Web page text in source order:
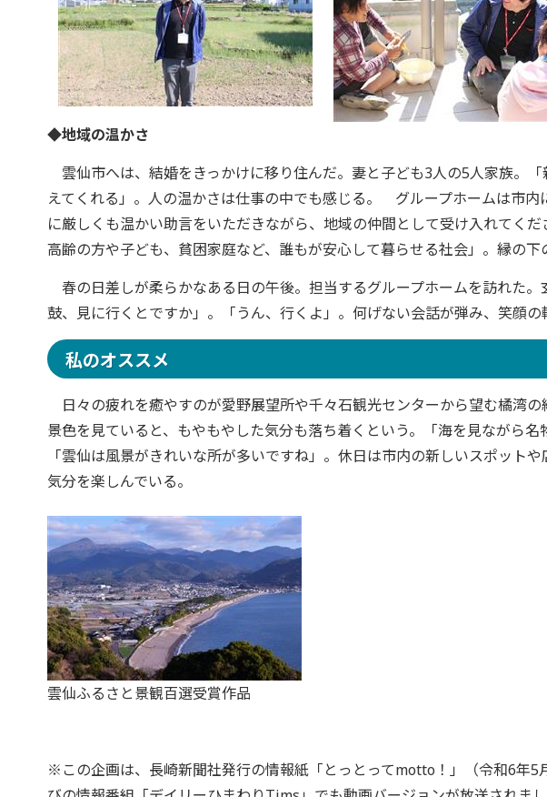
◆地域の温かさ
雲仙市へは、結婚をきっかけに移り住んだ。妻と子ども3人の5人家族。
えてくれる」。人の温かさは仕事の中でも感じる。 グループホームは市
に厳しくも温かい助言をいただきながら、地域の仲間として受け入れてく
高齢の方や子ども、貧困家庭など、誰もが安心して暮らせる社会」。縁の下
春の日差しが柔らかなある日の午後。担当するグループホームを訪れた
鼓、見に行くとですか」。「うん、行くよ」。何げない会話が弾み、笑顔の
私のオススメ
日々の疲れを癒やすのが愛野展望所や千々石観光センターから望む橘湾
景色を見ていると、もやもやした気分も落ち着くという。「海を見ながら名
「雲仙は風景がきれいな所が多いですね」。休日は市内の新しいスポット
気分を楽しんでいる。
雲仙ふるさと景観百選受賞作品
※この企画は、長崎新聞社発行の情報紙「とっとってmotto！」（令和6年